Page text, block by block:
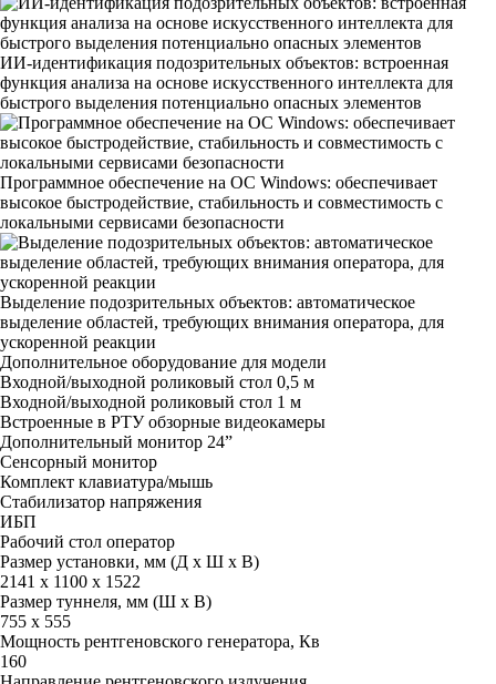
ИИ-идентификация подозрительных объектов: встроенная
функция анализа на основе искусственного интеллекта для
быстрого выделения потенциально опасных элементов
Программное обеспечение на ОС Windows: обеспечивает
высокое быстродействие, стабильность и совместимость с
локальными сервисами безопасности
Выделение подозрительных объектов: автоматическое
выделение областей, требующих внимания оператора, для
ускоренной реакции
Дополнительное оборудование для модели
Входной/выходной роликовый стол 0,5 м
Входной/выходной роликовый стол 1 м
Встроенные в РТУ обзорные видеокамеры
Дополнительный монитор 24”
Сенсорный монитор
Комплект клавиатура/мышь
Стабилизатор напряжения
ИБП
Рабочий стол оператор
Размер установки, мм (Д х Ш х В)
2141 х 1100 х 1522
Размер туннеля, мм (Ш х В)
755 х 555
Мощность рентгеновского генератора, Кв
160